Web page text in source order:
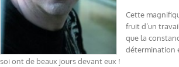
Cette
fruit d’un
que la
détermination
soi ont de beaux jours devant eux !